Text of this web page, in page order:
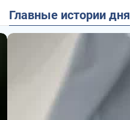
Главные истории дня